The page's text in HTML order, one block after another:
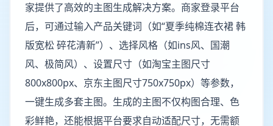
家提供了高效的主图生成解决方案。商家登录平台
后，可通过输入产品关键词（如“夏季纯棉连衣裙 韩
版宽松 碎花清新”）、选择风格（如ins风、国潮
风、极简风）、设置尺寸（如淘宝主图尺寸
800x800px、京东主图尺寸750x750px）等参数，
一键生成多套主图。生成的主图不仅构图合理、色
彩鲜艳，还能根据平台要求自动适配尺寸，无需额